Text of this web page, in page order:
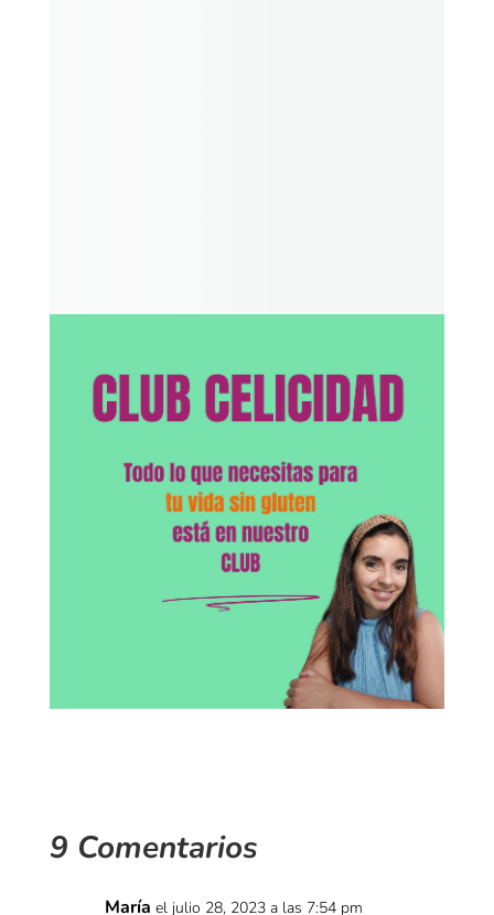
9 Comentarios
María el julio 28, 2023 a las 7:54 pm